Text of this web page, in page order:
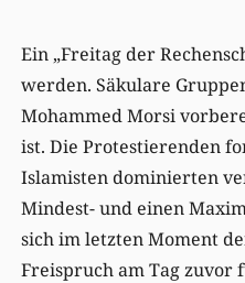
Ein „Freitag der
werden. Säkulare
Mohammed Morsi
ist. Die Protestierenden
Islamisten dominierten
Mindest- und einen
sich im letzten Moment
Freispruch am Tag zuvor